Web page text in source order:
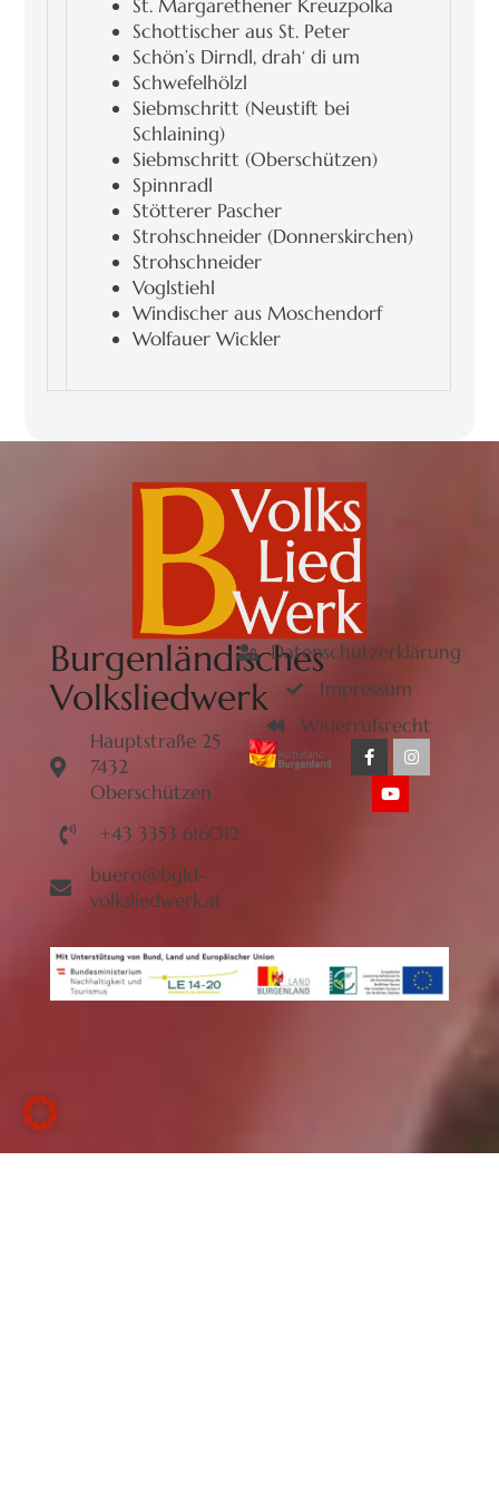
St. Margarethener Kreuzpolka
Schottischer aus St. Peter
Schön’s Dirndl, drah‘ di um
Schwefelhölzl
Siebmschritt (Neustift bei
Schlaining)
Siebmschritt (Oberschützen)
Spinnradl
Stötterer Pascher
Strohschneider (Donnerskirchen)
Strohschneider
Voglstiehl
Windischer aus Moschendorf
Wolfauer Wickler
Burgenländisches
Volksliedwerk
Hauptstraße 25
7432
Oberschützen
+43 3353 616012
buero@bgld-
volksliedwerk.at
Datenschutzerklärung
Impressum
Widerrufsrecht